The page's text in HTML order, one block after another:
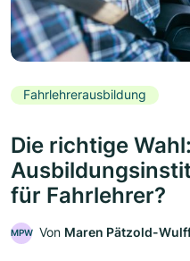
Fahrlehrerausbildung
Die richtige
für Fahrlehrer?
MPW Von Maren Pätzold-